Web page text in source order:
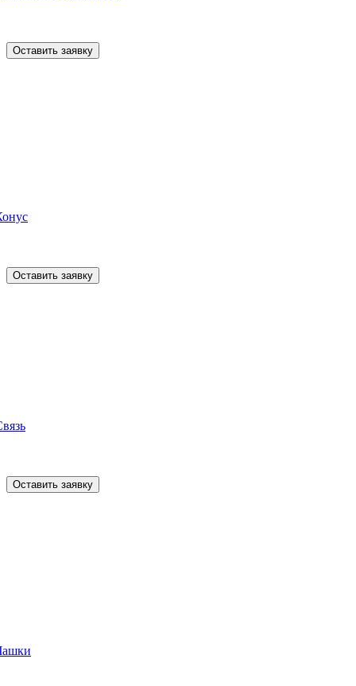
Оставить заявку
Оставить заявку
Оставить заявку